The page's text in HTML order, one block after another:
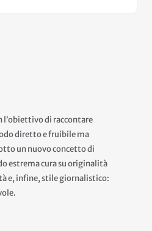
l’obiettivo di raccontare
diretto e fruibile ma
un nuovo concetto di
estrema cura su originalità
e, infine, stile giornalistico: